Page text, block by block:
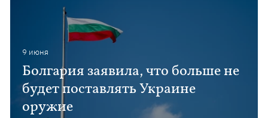
9 июня
Болгария заявила, что больше не
будет поставлять Украине
оружие